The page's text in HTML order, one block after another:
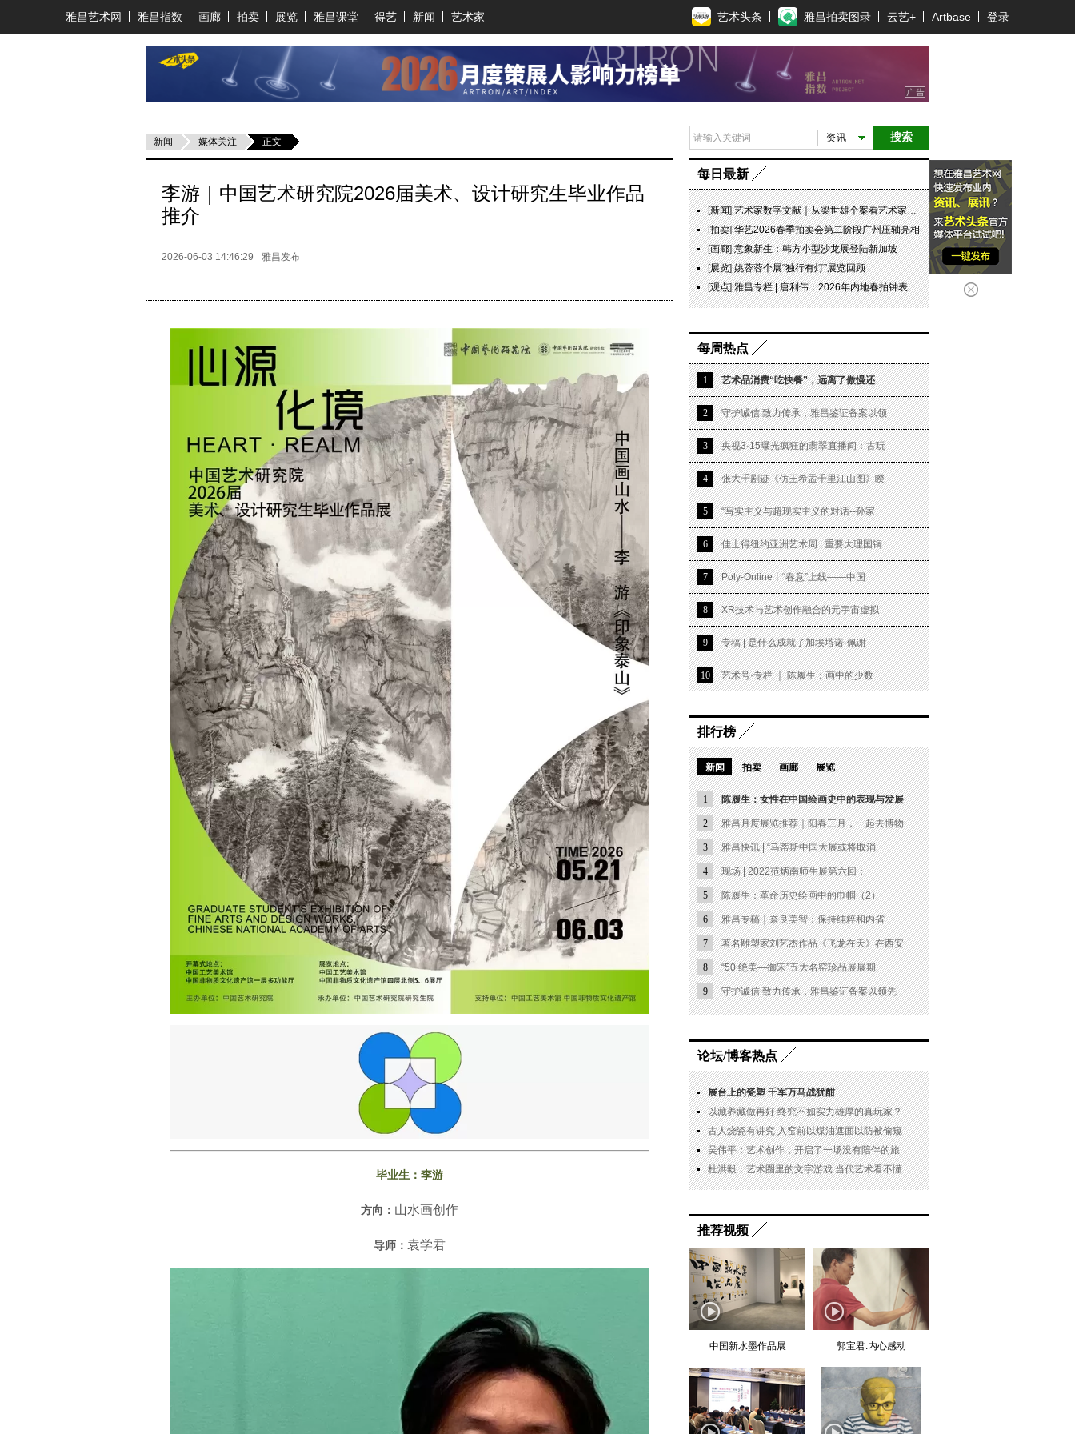
雅昌艺术网 雅昌指数 画廊 拍卖 展览 雅昌课堂 得艺 新闻 艺术家 艺术头条 雅昌拍卖图录 云艺+ Artbase 登录
新闻 媒体关注 正文
李游｜中国艺术研究院2026届美术、设计研究生毕业作品
推介
2026-06-03 14:46:29 雅昌发布
毕业生： 李游
方向： 山水画创作
导师： 袁学君
搜索
资讯
每日最新
[新闻]艺术家数字文献｜从梁世雄个案看艺术家艺术数字文献的重要性和紧迫性
[拍卖]华艺2026春季拍卖会第二阶段广州压轴亮相
[画廊]意象新生：韩方小型沙龙展登陆新加坡
[展览]姚蓉蓉个展“独行有灯”展览回顾
[观点]雅昌专栏 | 唐利伟：2026年内地春拍钟表市场观察 赛道重构、圈层分化与收藏逻辑迭代
每周热点
1 艺术品消费“吃快餐”，远离了傲慢还
2 守护诚信 致力传承，雅昌鉴证备案以领
3 央视3·15曝光疯狂的翡翠直播间：古玩
4 张大千剧迹《仿王希孟千里江山图》睽
5 “写实主义与超现实主义的对话--孙家
6 佳士得纽约亚洲艺术周 | 重要大理国铜
7 Poly-Online丨“春意”上线——中国
8 XR技术与艺术创作融合的元宇宙虚拟
9 专稿 | 是什么成就了加埃塔诺·佩谢
10 艺术号·专栏 ｜ 陈履生：画中的少数
排行榜
新闻 拍卖 画廊 展览
1 陈履生：女性在中国绘画史中的表现与发展
2 雅昌月度展览推荐｜阳春三月，一起去博物
3 雅昌快讯 | “马蒂斯中国大展或将取消
4 现场 | 2022范炳南师生展第六回：
5 陈履生：革命历史绘画中的巾帼（2）
6 雅昌专稿｜奈良美智：保持纯粹和内省
7 著名雕塑家刘艺杰作品《飞龙在天》在西安
8 “50 绝美—御宋”五大名窑珍品展展期
9 守护诚信 致力传承，雅昌鉴证备案以领先
论坛/博客热点
展台上的瓷塑 千军万马战犹酣
以藏养藏做再好 终究不如实力雄厚的真玩家？
古人烧瓷有讲究 入窑前以煤油遮面以防被偷窥
吴伟平：艺术创作，开启了一场没有陪伴的旅
杜洪毅：艺术圈里的文字游戏 当代艺术看不懂
推荐视频
中国新水墨作品展 郭宝君:内心感动